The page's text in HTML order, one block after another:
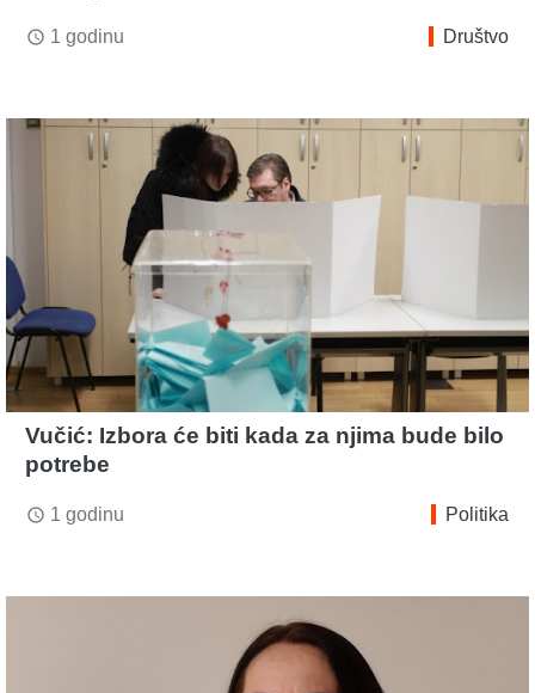
access_time 1 godinu Društvo
Vučić: Izbora će biti kada za njima bude bilo
potrebe
access_time 1 godinu Politika